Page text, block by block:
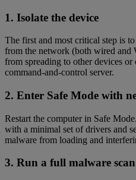
1. Isolate the device
The first and most critical step is
from the network (both wired and
from spreading to other devices
command-and-control server.
2. Enter Safe Mode with
Restart the computer in Safe
with a minimal set of drivers and
malware from loading and
3. Run a full malware scan